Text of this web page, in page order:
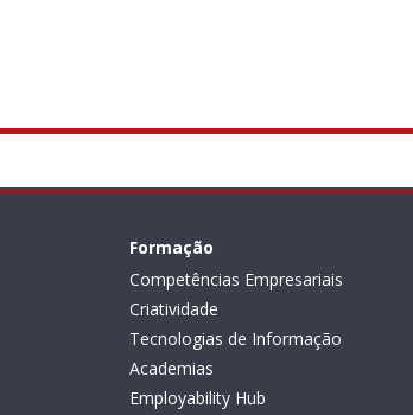
Formação
Competências Empresariais
Criatividade
Tecnologias de Informação
Academias
Employability Hub